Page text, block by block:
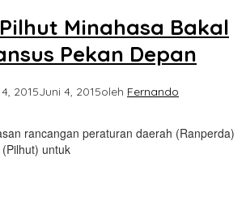
Minahasa Bakal
Pekan Depan
2015Juni 4, 2015oleh Fernando
rancangan peraturan daerah (Ranperda)
untuk